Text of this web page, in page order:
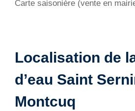
Carte saisonière (vente en
Localisation de
d’eau Saint
Montcuq